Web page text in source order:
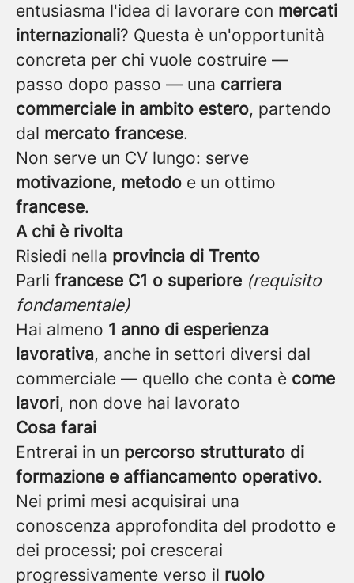
entusiasma l'idea di lavorare con mercati
internazionali? Questa è un'opportunità
concreta per chi vuole costruire —
passo dopo passo — una carriera
commerciale in ambito estero, partendo
dal mercato francese.
Non serve un CV lungo: serve
motivazione, metodo e un ottimo
francese.
A chi è rivolta
Risiedi nella provincia di Trento
Parli francese C1 o superiore (requisito
fondamentale)
Hai almeno 1 anno di esperienza
lavorativa, anche in settori diversi dal
commerciale — quello che conta è come
lavori, non dove hai lavorato
Cosa farai
Entrerai in un percorso strutturato di
formazione e affiancamento operativo.
Nei primi mesi acquisirai una
conoscenza approfondita del prodotto e
dei processi; poi crescerai
progressivamente verso il ruolo